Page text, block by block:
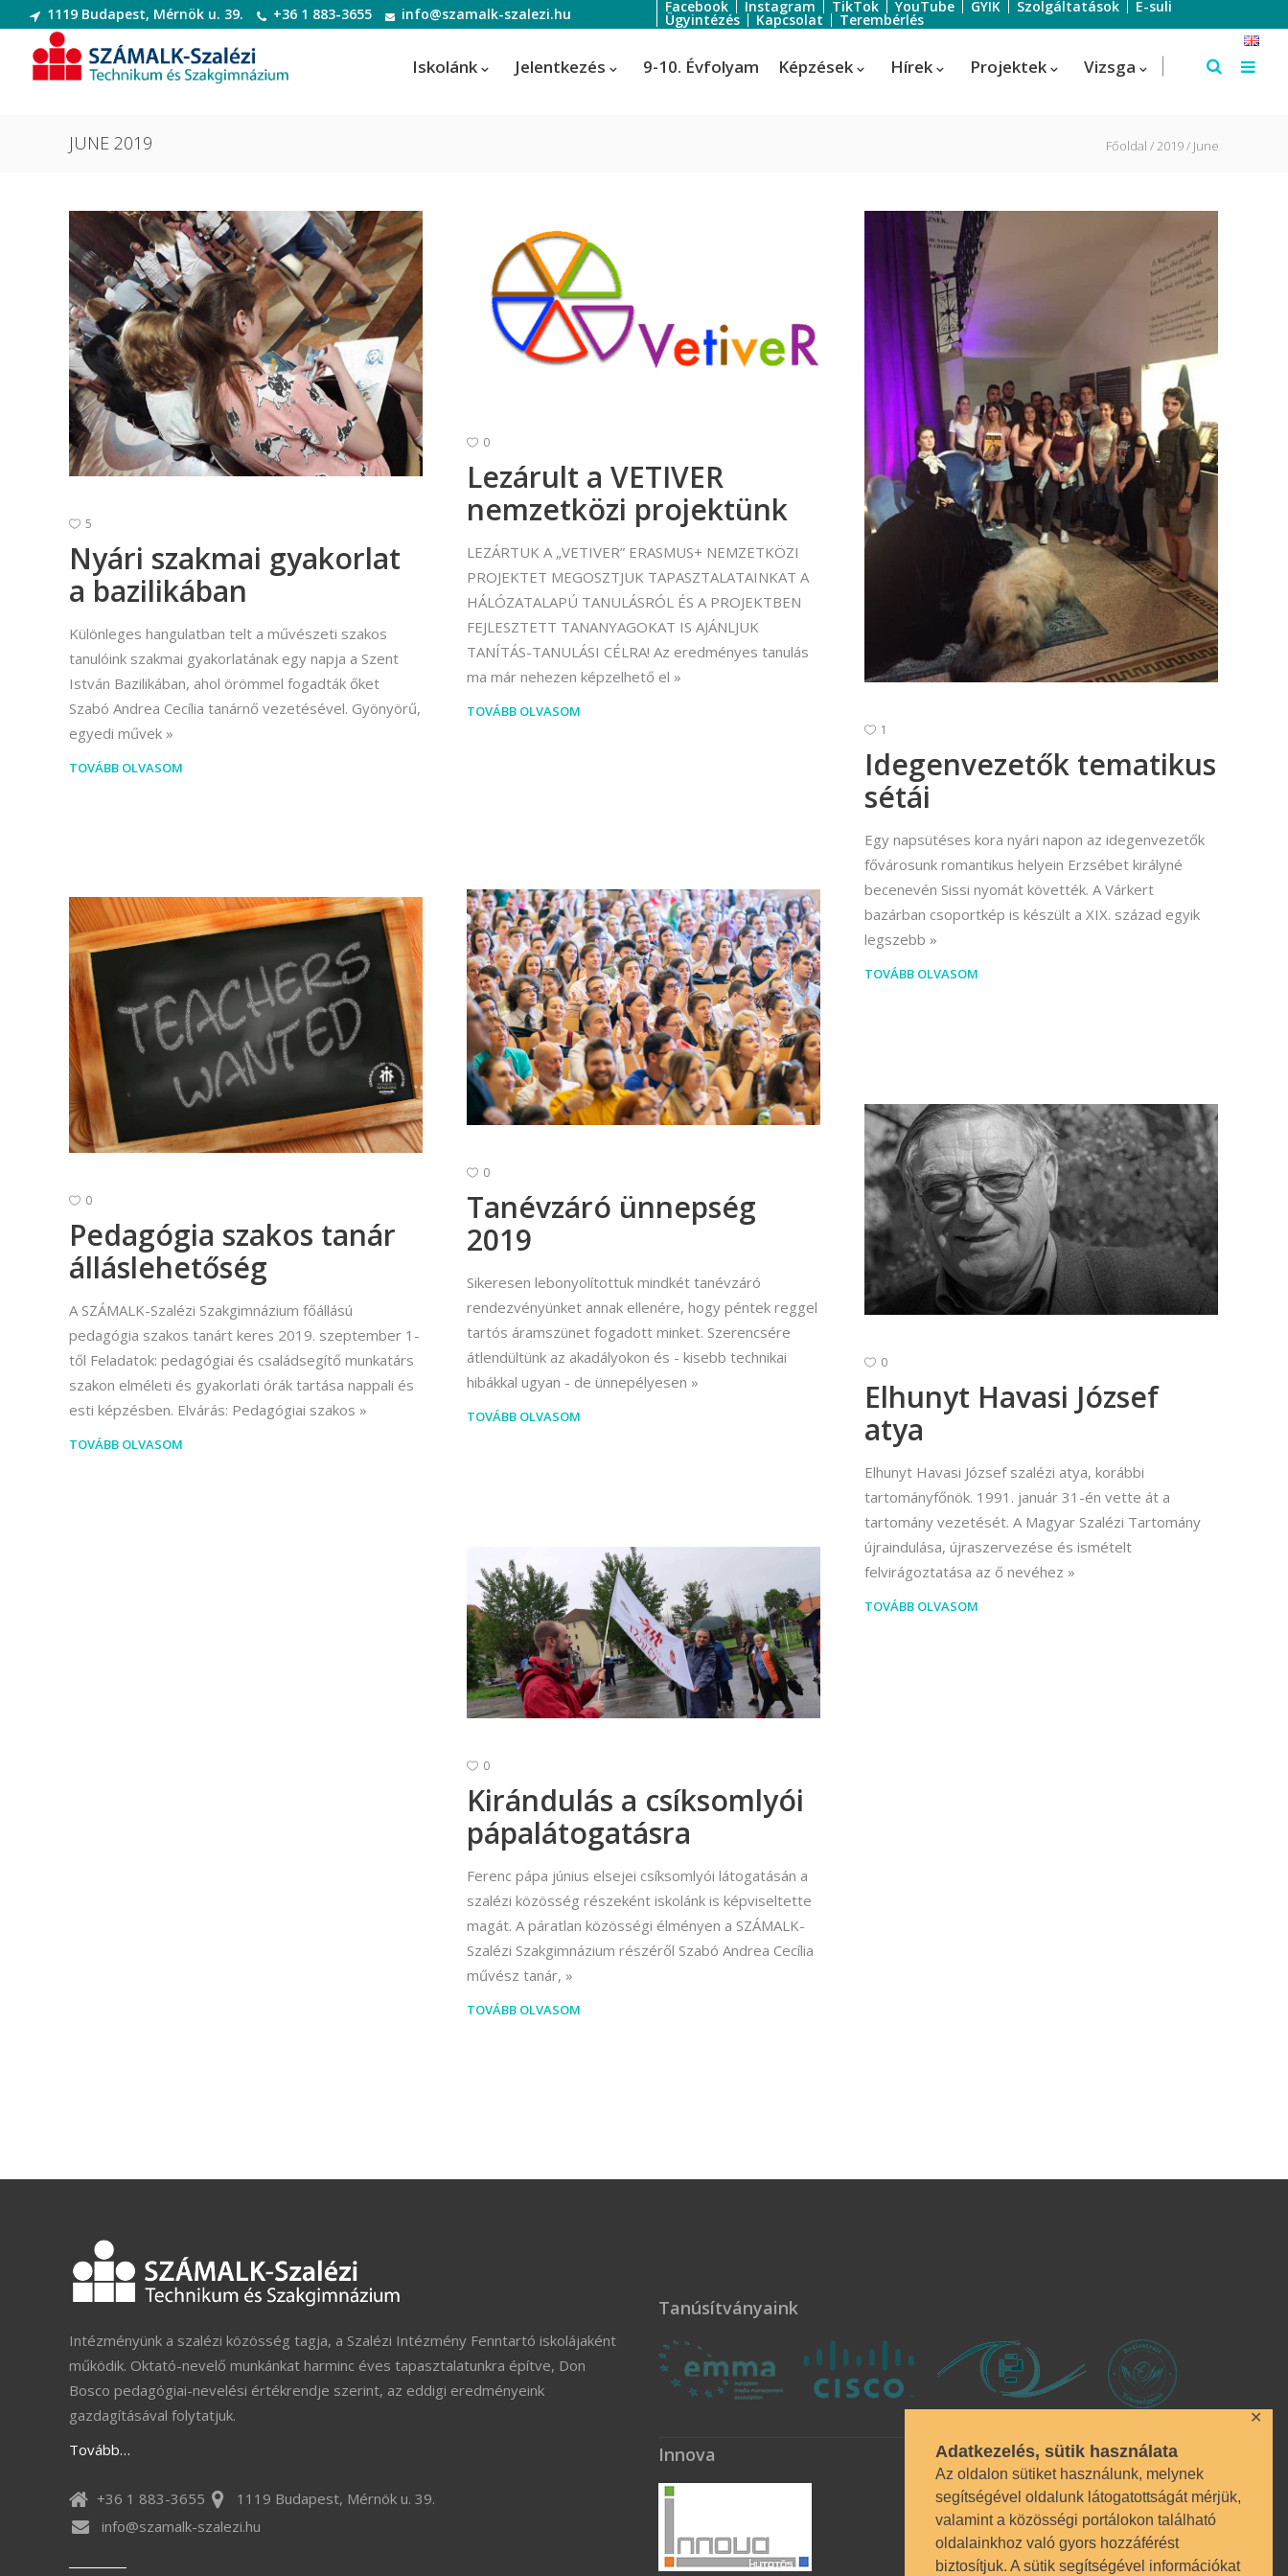
Adatkezelés, sütik használata
Az oldalon sütiket használunk, melynek
segítségével oldalunk látogatottságát mérjük,
valamint a közösségi portálokon található
oldalainkhoz való gyors hozzáférést
biztosítjuk. A sütik segítségével információkat
✕
1119 Budapest, Mérnök u. 39. +36 1 883-3655 info@szamalk-szalezi.hu Facebook Instagram TikTok YouTube GYIK Szolgáltatások E-suli
Ügyintézés Kapcsolat Terembérlés
Iskolánk Jelentkezés 9-10. Évfolyam Képzések
alkalmazás-üzemeltető technikus
Informatikai rendszer- és
alkalmazás-üzemeltető technikus
Szoftverfejlesztő és -tesztelő
Szoftverfejlesztő és -tesztelő
Dekoratőr
Digitális festő és média designer
Digitális festő és média designer
Divat-, jelmez- és díszlettervező
(Divattervező)
Divat-, jelmez- és díszlettervező
(Divattervező)
Fotográfus (Kreatív fotográfus)
Fotográfus (Kreatív fotográfus)
Képző és iparművészeti
munkatárs (Festő)
Mozgókép- és animációkészítő
Szálloda-szervező
Turisztikai technikus – 1 éves
képzés!
Turisztikai technikus
(Idegenvezető)
Turisztikai technikus (turisztikai
szervező)
Vállalkozási ügyviteli ügyintéző
Vállalkozási ügyviteli ügyintéző
Hírek Projektek Vizsga
JUNE 2019 Főoldal 2019 June
5
Nyári szakmai gyakorlat
a bazilikában
Különleges hangulatban telt a művészeti szakos
tanulóink szakmai gyakorlatának egy napja a Szent
István Bazilikában, ahol örömmel fogadták őket
Szabó Andrea Cecília tanárnő vezetésével. Gyönyörű,
egyedi művek
TOVÁBB OLVASOM
0
Lezárult a VETIVER
nemzetközi projektünk
LEZÁRTUK A „VETIVER” ERASMUS+ NEMZETKÖZI
PROJEKTET MEGOSZTJUK TAPASZTALATAINKAT A
HÁLÓZATALAPÚ TANULÁSRÓL ÉS A PROJEKTBEN
FEJLESZTETT TANANYAGOKAT IS AJÁNLJUK
TANÍTÁS-TANULÁSI CÉLRA! Az eredményes tanulás
ma már nehezen képzelhető el
TOVÁBB OLVASOM
1
Idegenvezetők tematikus
sétái
Egy napsütéses kora nyári napon az idegenvezetők
fővárosunk romantikus helyein Erzsébet királyné
becenevén Sissi nyomát követték. A Várkert
bazárban csoportkép is készült a XIX. század egyik
legszebb
TOVÁBB OLVASOM
0
Tanévzáró ünnepség
2019
Sikeresen lebonyolítottuk mindkét tanévzáró
rendezvényünket annak ellenére, hogy péntek reggel
tartós áramszünet fogadott minket. Szerencsére
átlendültünk az akadályokon és - kisebb technikai
hibákkal ugyan - de ünnepélyesen
TOVÁBB OLVASOM
0
Pedagógia szakos tanár
álláslehetőség
A SZÁMALK-Szalézi Szakgimnázium főállású
pedagógia szakos tanárt keres 2019. szeptember 1-
től Feladatok: pedagógiai és családsegítő munkatárs
szakon elméleti és gyakorlati órák tartása nappali és
esti képzésben. Elvárás: Pedagógiai szakos
TOVÁBB OLVASOM
0
Elhunyt Havasi József
atya
Elhunyt Havasi József szalézi atya, korábbi
tartományfőnök. 1991. január 31-én vette át a
tartomány vezetését. A Magyar Szalézi Tartomány
újraindulása, újraszervezése és ismételt
felvirágoztatása az ő nevéhez
TOVÁBB OLVASOM
0
Kirándulás a csíksomlyói
pápalátogatásra
Ferenc pápa június elsejei csíksomlyói látogatásán a
szalézi közösség részeként iskolánk is képviseltette
magát. A páratlan közösségi élményen a SZÁMALK-
Szalézi Szakgimnázium részéről Szabó Andrea Cecília
művész tanár,
TOVÁBB OLVASOM
Intézményünk a szalézi közösség tagja, a Szalézi Intézmény Fenntartó iskolájaként
működik. Oktató-nevelő munkánkat harminc éves tapasztalatunkra építve, Don
Bosco pedagógiai-nevelési értékrendje szerint, az eddigi eredményeink
gazdagításával folytatjuk.
Tovább…
+36 1 883-3655
1119 Budapest, Mérnök u. 39.
info@szamalk-szalezi.hu
Tanúsítványaink
Innova